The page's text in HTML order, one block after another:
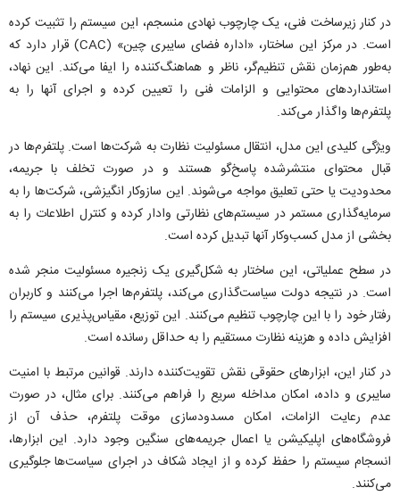
در کنار زیرساخت فنی، یک چارچوب نهادی منسجم، این سیستم را تثبیت کرده
است. در مرکز این ساختار، «اداره فضای سایبری چین» (CAC) قرار دارد که
به‌طور هم‌زمان نقش تنظیم‌گر، ناظر و هماهنگ‌کننده را ایفا می‌کند. این نهاد،
استاندارد‌های محتوایی و الزامات فنی را تعیین کرده و اجرای آنها را به
پلتفرم‌ها واگذار می‌کند.
ویژگی کلیدی این مدل، انتقال مسئولیت نظارت به شرکت‌ها است. پلتفرم‌ها در
قبال محتوای منتشرشده پاسخ‌گو هستند و در صورت تخلف با جریمه،
محدودیت یا حتی تعلیق مواجه می‌شوند. این سازوکار انگیزشی، شرکت‌ها را به
سرمایه‌گذاری مستمر در سیستم‌های نظارتی وادار کرده و کنترل اطلاعات را به
بخشی از مدل کسب‌وکار آنها تبدیل کرده است.
در سطح عملیاتی، این ساختار به شکل‌گیری یک زنجیره مسئولیت منجر شده
است. در نتیجه دولت سیاست‌گذاری می‌کند، پلتفرم‌ها اجرا می‌کنند و کاربران
رفتار خود را با این چارچوب تنظیم می‌کنند. این توزیع، مقیاس‌پذیری سیستم را
افزایش داده و هزینه نظارت مستقیم را به حداقل رسانده است.
در کنار این، ابزار‌های حقوقی نقش تقویت‌کننده دارند. قوانین مرتبط با امنیت
سایبری و داده، امکان مداخله سریع را فراهم می‌کنند. برای مثال، در صورت
عدم رعایت الزامات، امکان مسدودسازی موقت پلتفرم، حذف آن از
فروشگاه‌های اپلیکیشن یا اعمال جریمه‌های سنگین وجود دارد. این ابزارها،
انسجام سیستم را حفظ کرده و از ایجاد شکاف در اجرای سیاست‌ها جلوگیری
می‌کنند.